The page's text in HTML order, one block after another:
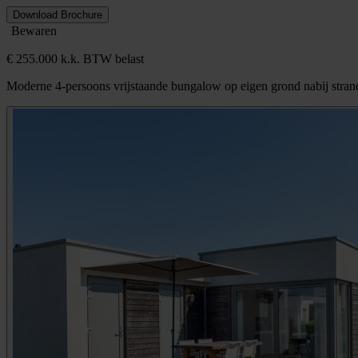
Download Brochure
Bewaren
€ 255.000 k.k. BTW belast
Moderne 4-persoons vrijstaande bungalow op eigen grond nabij